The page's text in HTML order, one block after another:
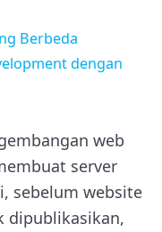
Berbeda
dengan
web
server
sebelum website
dipublikasikan,